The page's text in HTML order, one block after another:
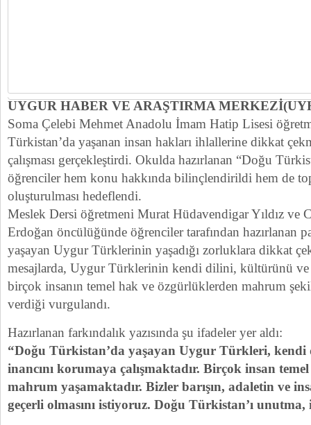
UYGUR HABER VE ARAŞTIRMA
Soma Çelebi Mehmet Anadolu İmam Hatip Lisesi
Türkistan’da yaşanan insan hakları ihlallerine dikkat
çalışması gerçekleştirdi. Okulda hazırlanan “Doğu
öğrenciler hem konu hakkında bilinçlendirildi hem de
oluşturulması hedeflendi.
Meslek Dersi öğretmeni Murat Hüdavendigar Yıldız ve
Erdoğan öncülüğünde öğrenciler tarafından hazırlanan
yaşayan Uygur Türklerinin yaşadığı zorluklara dikkat
mesajlarda, Uygur Türklerinin kendi dilini, kültürünü ve
birçok insanın temel hak ve özgürlüklerden mahrum
verdiği vurgulandı.
Hazırlanan farkındalık yazısında şu ifadeler yer aldı:
“Doğu Türkistan’da yaşayan Uygur Türkleri,
inancını korumaya çalışmaktadır. Birçok insan
mahrum yaşamaktadır. Bizler barışın, adaletin ve
geçerli olmasını istiyoruz. Doğu Türkistan’ı unutma,